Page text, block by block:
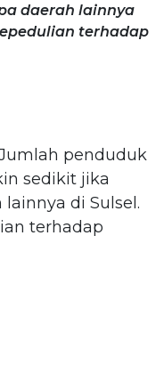
daerah lainnya
terhadap
penduduk
sedikit jika
di Sulsel.
terhadap